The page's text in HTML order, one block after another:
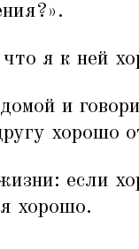
что я к ней
и
хорошо
если
хорошо.